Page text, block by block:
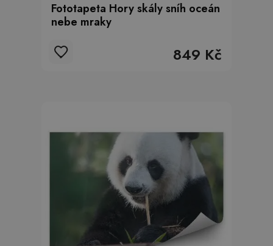
Fototapeta Hory skály sníh oceán
nebe mraky
849 Kč